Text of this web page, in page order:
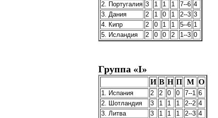
2. Португалия 3 1 1 1 7--6 4
3. Дания
2 1 0 1 2--3 3
4. Кипр
2 0 1 1 5--6 1
5. Исландия
2 0 0 2 1--3 0
Группа «I»
И В Н П М О
1. Испания 2 2 0 0 7--1 6
2. Шотландия
3 1 1 1 2--2 4
3. Литва
3 1 1 1 2--3 4